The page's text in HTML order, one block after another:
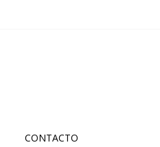
CONTACTO